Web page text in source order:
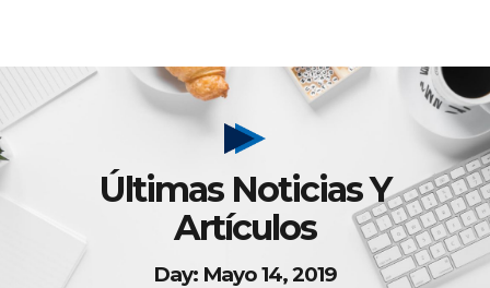
Últimas Noticias Y
Artículos
Day: Mayo 14, 2019